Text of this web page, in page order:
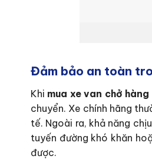
Đảm bảo an toàn
Khi mua xe van chở hàng
chuyển. Xe chính hãng
tế. Ngoài ra, khả năng
tuyến đường khó khăn
được.